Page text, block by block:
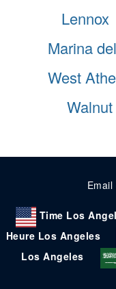
Lennox
Marina
West
Time Los
Heure Los Angeles
Los Angeles